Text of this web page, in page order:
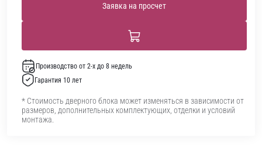
Заявка на просчет
Производство от 2-х до 8 недель
Гарантия 10 лет
* Стоимость дверного блока может изменяться в зависимости от
размеров, дополнительных комплектующих, отделки и условий
монтажа.